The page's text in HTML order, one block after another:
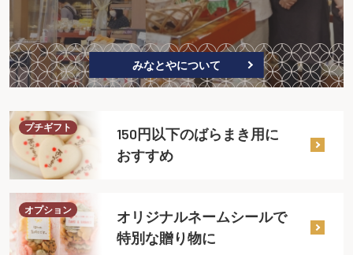
みなとやについて
プチギフト
150円以下のばらまき用に
おすすめ
オプション
オリジナルネームシールで
特別な贈り物に